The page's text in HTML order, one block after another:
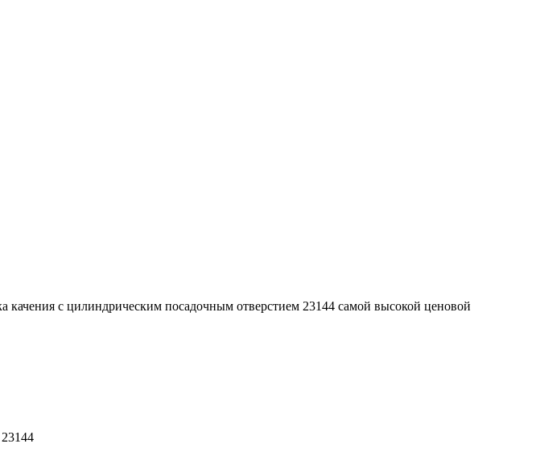
с цилиндрическим посадочным отверстием 23144 самой высокой ценовой